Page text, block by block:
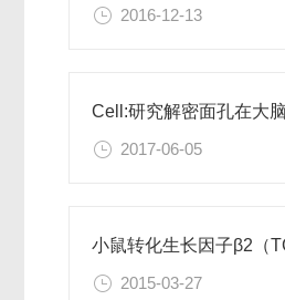
2016-12-13
2017-06-05
2015-03-27